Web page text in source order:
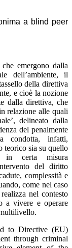
a blind peer
emergono dalla
dell’ambiente, il
della direttiva
e cioè la nozione
dalla direttiva, che
relazione alle quali
delineato dalla
del penalmente
condotta, infatti,
teorico sia su quello
in certa misura
del diritto
complessità e
come nel caso
nel contesto
a vivere e operare
to Directive (EU)
through criminal